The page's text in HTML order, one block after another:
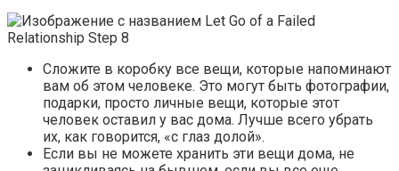
Сложите в коробку все вещи, которые напоминают
вам об этом человеке. Это могут быть фотографии,
подарки, просто личные вещи, которые этот
человек оставил у вас дома. Лучше всего убрать
их, как говорится, «с глаз долой».
Если вы не можете хранить эти вещи дома, не